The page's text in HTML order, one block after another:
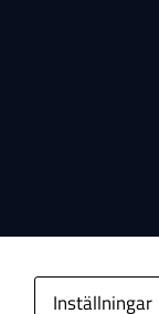
Inställningar